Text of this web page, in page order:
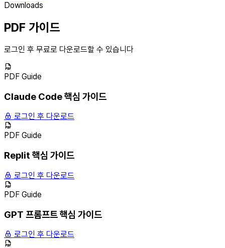
Downloads
PDF 가이드
로그인 후 무료로 다운로드할 수 있습니다
PDF Guide
Claude Code 핵심 가이드
로그인 후 다운로드
PDF Guide
Replit 핵심 가이드
로그인 후 다운로드
PDF Guide
GPT 프롬프트 핵심 가이드
로그인 후 다운로드